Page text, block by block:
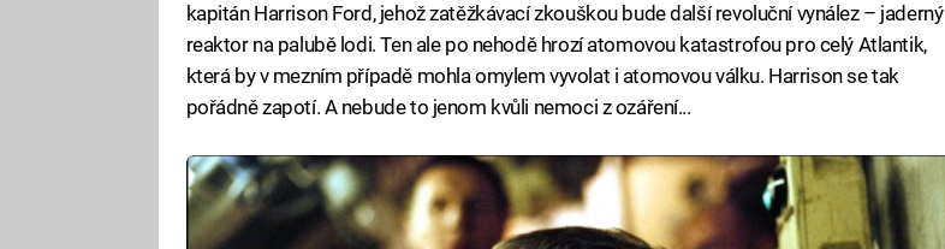
kapitán Harrison Ford, jehož zatěžkávací zkouškou bude další revoluční vynález – jaderný
reaktor na palubě lodi. Ten ale po nehodě hrozí atomovou katastrofou pro celý Atlantik,
která by v mezním případě mohla omylem vyvolat i atomovou válku. Harrison se tak
pořádně zapotí. A nebude to jenom kvůli nemoci z ozáření...